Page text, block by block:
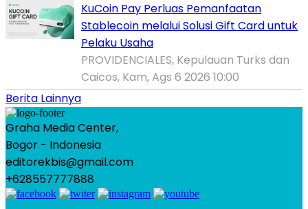
KuCoin Pay Perluas Pemanfaatan
Stablecoin melalui Solusi Gift Card untuk
Pelaku Usaha
PROVIDENCIALES, Kepulauan Turks dan
Caicos, Kam, Ags 6 2026 10:00
Berita Lainnya
Graha Media Center,
Bogor - Indonesia
editorekbis@gmail.com
+628557777888